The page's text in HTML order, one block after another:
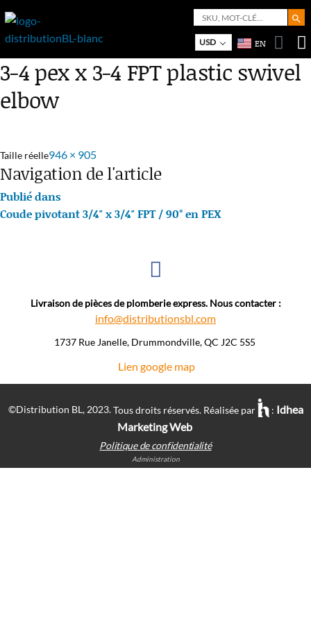
Search
for:
Search
USD EN
3-4 pex x 3-4 FPT plastic swivel
elbow
Taille réelle946 × 905
Navigation de l'article
Publié dans
Coude pivotant 3/4″ x 3/4″ FPT / 90° en PEX
Livraison de pièces de plomberie express. Nous contacter :
info@distributionsbl.com
1737 Rue Janelle, Drummondville, QC J2C 5S5 ​
Lien google map
©Distribution BL, 2023.Tous droits réservés. Réalisée par : Idhea
Marketing Web
Politique de confidentialité
Administration